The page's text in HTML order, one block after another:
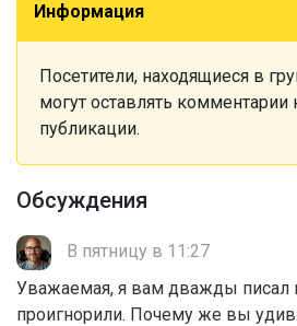
Информация
Посетители, находящиеся в
могут оставлять комментарии
публикации.
Обсуждения
В пятницу в 11:27
Уважаемая, я вам дважды писал
проигнорили. Почему же вы